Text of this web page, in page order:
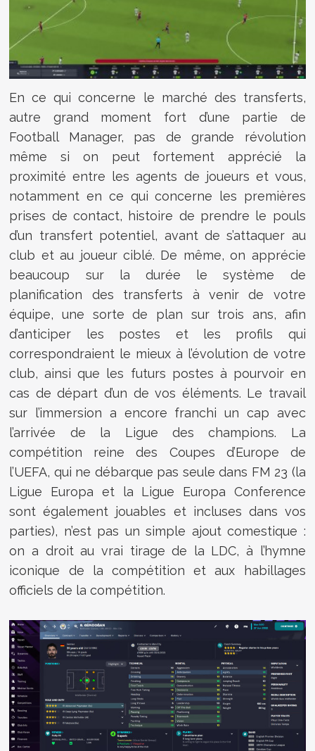
En ce qui concerne le marché des transferts,
autre grand moment fort d’une partie de
Football Manager, pas de grande révolution
même si on peut fortement apprécié la
proximité entre les agents de joueurs et vous,
notamment en ce qui concerne les premières
prises de contact, histoire de prendre le pouls
d’un transfert potentiel, avant de s’attaquer au
club et au joueur ciblé. De même, on apprécie
beaucoup sur la durée le système de
planification des transferts à venir de votre
équipe, une sorte de plan sur trois ans, afin
d’anticiper les postes et les profils qui
correspondraient le mieux à l’évolution de votre
club, ainsi que les futurs postes à pourvoir en
cas de départ d’un de vos éléments. Le travail
sur l’immersion a encore franchi un cap avec
l’arrivée de la Ligue des champions. La
compétition reine des Coupes d’Europe de
l’UEFA, qui ne débarque pas seule dans FM 23 (la
Ligue Europa et la Ligue Europa Conference
sont également jouables et incluses dans vos
parties), n’est pas un simple ajout comestique :
on a droit au vrai tirage de la LDC, à l’hymne
iconique de la compétition et aux habillages
officiels de la compétition.